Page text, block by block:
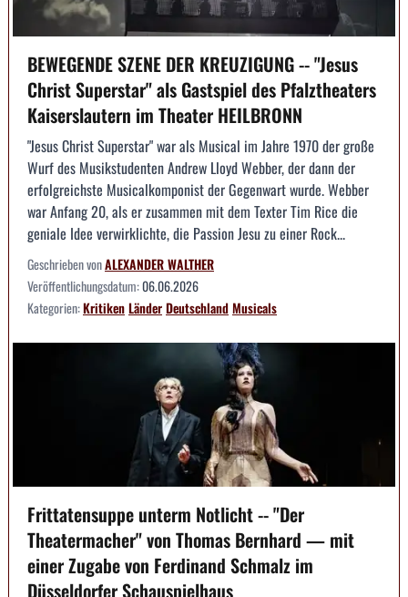
BEWEGENDE SZENE DER KREUZIGUNG -- "Jesus
Christ Superstar" als Gastspiel des Pfalztheaters
Kaiserslautern im Theater HEILBRONN
"Jesus Christ Superstar" war als Musical im Jahre 1970 der große
Wurf des Musikstudenten Andrew Lloyd Webber, der dann der
erfolgreichste Musicalkomponist der Gegenwart wurde. Webber
war Anfang 20, als er zusammen mit dem Texter Tim Rice die
geniale Idee verwirklichte, die Passion Jesu zu einer Rock...
Geschrieben vonALEXANDER WALTHER
Veröffentlichungsdatum:06.06.2026
Kategorien:KritikenLänderDeutschlandMusicals
Frittatensuppe unterm Notlicht -- "Der
Theatermacher" von Thomas Bernhard — mit
einer Zugabe von Ferdinand Schmalz im
Düsseldorfer Schauspielhaus